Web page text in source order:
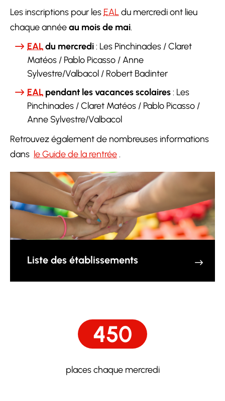
Les inscriptions pour les EALdu mercredi ont lieu
chaque annéeau mois de mai.
EALdu mercredi: Les Pinchinades / Claret
Matéos / Pablo Picasso / Anne
Sylvestre/Valbacol / Robert Badinter
EAL pendant les vacances scolaires: Les
Pinchinades / Claret Matéos / Pablo Picasso /
Anne Sylvestre/Valbacol
Retrouvez également de nombreuses informations
dans le Guide de la rentrée.
Liste des établissements
450
places chaque mercredi